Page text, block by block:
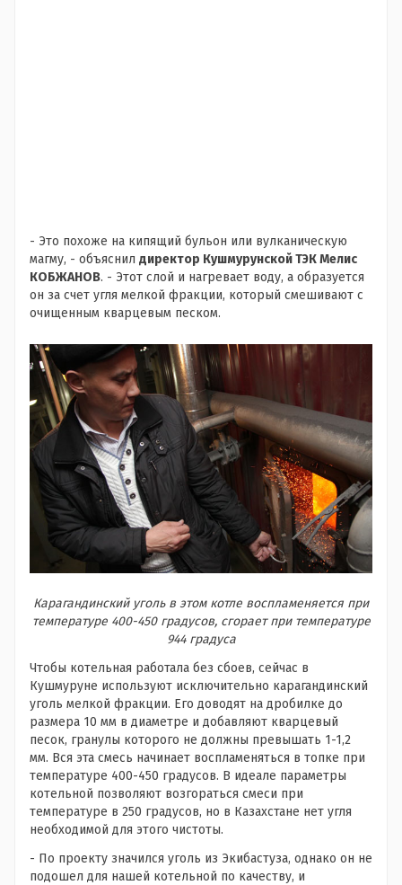
- Это похоже на кипящий бульон или вулканическую
магму, - объяснил директор Кушмурунской ТЭК Мелис
КОБЖАНОВ. - Этот слой и нагревает воду, а образуется
он за счет угля мелкой фракции, который смешивают с
очищенным кварцевым песком.
Карагандинский уголь в этом котле воспламеняется при
температуре 400-450 градусов, сгорает при температуре
944 градуса
Чтобы котельная работала без сбоев, сейчас в
Кушмуруне используют исключительно карагандинский
уголь мелкой фракции. Его доводят на дробилке до
размера 10 мм в диаметре и добавляют кварцевый
песок, гранулы которого не должны превышать 1-1,2
мм. Вся эта смесь начинает воспламеняться в топке при
температуре 400-450 градусов. В идеале параметры
котельной позволяют возгораться смеси при
температуре в 250 градусов, но в Казахстане нет угля
необходимой для этого чистоты.
- По проекту значился уголь из Экибастуза, однако он не
подошел для нашей котельной по качеству, и